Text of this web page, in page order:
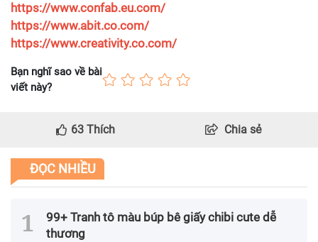
https://www.confab.eu.com/
https://www.abit.co.com/
https://www.creativity.co.com/
Bạn nghĩ sao về bài
viết này?
63Thích Chia sẻ
ĐỌC NHIỀU
99+ Tranh tô màu búp bê giấy chibi cute dễ
thương